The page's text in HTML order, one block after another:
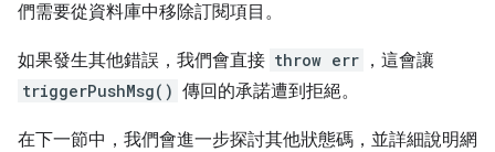
們需要從資料庫中移除訂閱項目。
如果發生其他錯誤，我們會直接 throw err ，這會讓
triggerPushMsg() 傳回的承諾遭到拒絕。
在下一節中，我們會進一步探討其他狀態碼，並詳細說明網